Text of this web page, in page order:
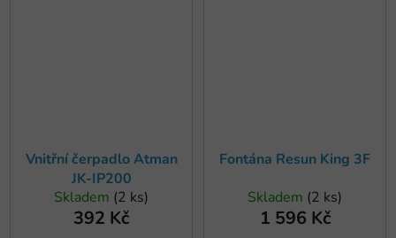
Vnitřní čerpadlo Atman
JK-IP200
Skladem (2 ks)
392 Kč
Fontána Resun King 3F
Skladem (2 ks)
1 596 Kč